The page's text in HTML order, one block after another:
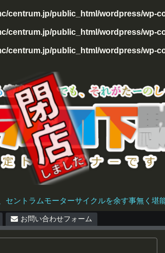
centrum.jp/public_html/wordpress/wp-
centrum.jp/public_html/wordpress/wp-
centrum.jp/public_html/wordpress/wp-
ントラムモーターサイクルを余す事無く堪
お問い合わせフォーム